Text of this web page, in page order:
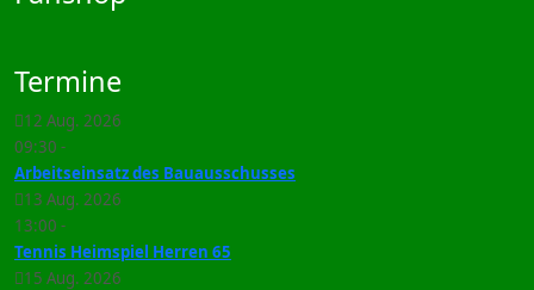
Termine
12 Aug. 2026
09:30 -
Arbeitseinsatz des Bauausschusses
13 Aug. 2026
13:00 -
Tennis Heimspiel Herren 65
15 Aug. 2026